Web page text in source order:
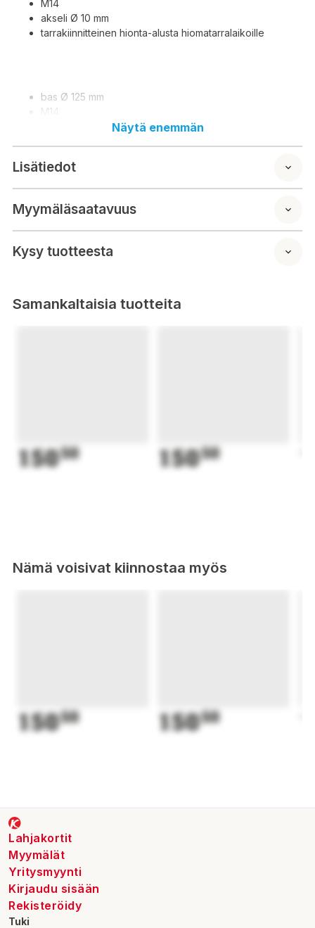
M14
akseli Ø 10 mm
tarrakiinnitteinen hionta-alusta hiomatarralaikoille
bas Ø 125 mm
M14
Näytä enemmän
Lisätiedot
Myymäläsaatavuus
Kysy tuotteesta
Samankaltaisia tuotteita
15050 15050
Nämä voisivat kiinnostaa myös
15050 15050
Lahjakortit
Myymälät
Yritysmyynti
Kirjaudu sisään
Rekisteröidy
Tuki